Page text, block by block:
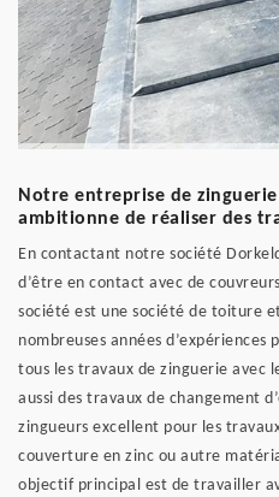
Notre entreprise de
ambitionne de réaliser des
En contactant notre société
d’être en contact avec de
société est une société de toiture
nombreuses années
tous les travaux de zinguerie avec
aussi des travaux de changement
zingueurs excellent pour les
couverture en zinc ou autre
objectif principal est de travailler